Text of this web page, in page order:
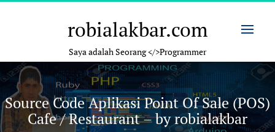
Skip
robialakbar.com
Saya adalah Seorang </>Programmer
Source Code Aplikasi Point Of Sale (POS)
Cafe / Restaurant – by robialakbar